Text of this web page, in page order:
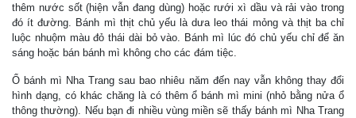
thêm nước sốt (hiện vẫn đang dùng) hoặc rưới xì dầu và rải vào trong
đó ít đường. Bánh mì thịt chủ yếu là dưa leo thái mỏng và thịt ba chỉ
luộc nhuộm màu đỏ thái dài bỏ vào. Bánh mì lúc đó chủ yếu chỉ để ăn
sáng hoặc bán bánh mì không cho các đám tiệc.
Ổ bánh mì Nha Trang sau bao nhiêu năm đến nay vẫn không thay đổi
hình dạng, có khác chăng là có thêm ổ bánh mì mini (nhỏ bằng nửa ổ
thông thường). Nếu bạn đi nhiều vùng miền sẽ thấy bánh mì Nha Trang